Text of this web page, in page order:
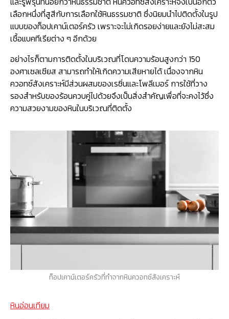
เลือกหนึ่งที่สูสีกับการเลือกใช้หินธรรมชาติ ซึ่งนิยมนำไปติดตั้งในรูป
แบบของท็อปเคาน์เตอร์ครัว เพราะจะไม่เกิดรอยง่ายและยังไม่สะสม
เชื้อแบคทีเรียต่าง ๆ อีกด้วย
อย่างไรก็ตามการติดตั้งในบริเวณที่โดนความร้อนสูงกว่า 150
องศาเซลเซียส สามารถทำให้เกิดความเสียหายได้ เนื่องจากหิน
ควอทซ์สังเคราะห์มีส่วนผสมของเรซิ่นและโพลีเมอร์ การใช้ที่วาง
รองสำหรับของร้อนควบคู่ไปด้วยจึงเป็นสิ่งสำคัญเพื่อที่จะคงไว้ซึ่ง
ความสวยงามของหินในบริเวณที่ติดตั้ง
ท็อปเคาน์เตอร์ครัวที่ทำจากหินควอทซ์สังเคราะห์
หินอ่อนเทียม